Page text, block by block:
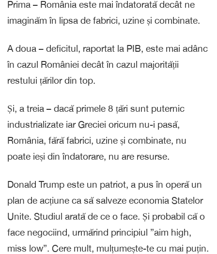
Prima – România este mai îndatorată decât ne
imaginăm în lipsa de fabrici, uzine și combinate.
A doua – deficitul, raportat la PIB, este mai adânc
în cazul României decât în cazul majorității
restului țărilor din top.
Și, a treia – dacă primele 8 țări sunt puternic
industrializate iar Greciei oricum nu-i pasă,
România, fără fabrici, uzine și combinate, nu
poate ieși din îndatorare, nu are resurse.
Donald Trump este un patriot, a pus în operă un
plan de acțiune ca să salveze economia Statelor
Unite. Studiul arată de ce o face. Și probabil că o
face negociind, urmărind principiul ”aim high,
miss low”. Cere mult, mulțumește-te cu mai puțin.